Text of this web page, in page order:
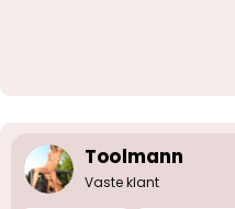
Toolmann
Vaste klant